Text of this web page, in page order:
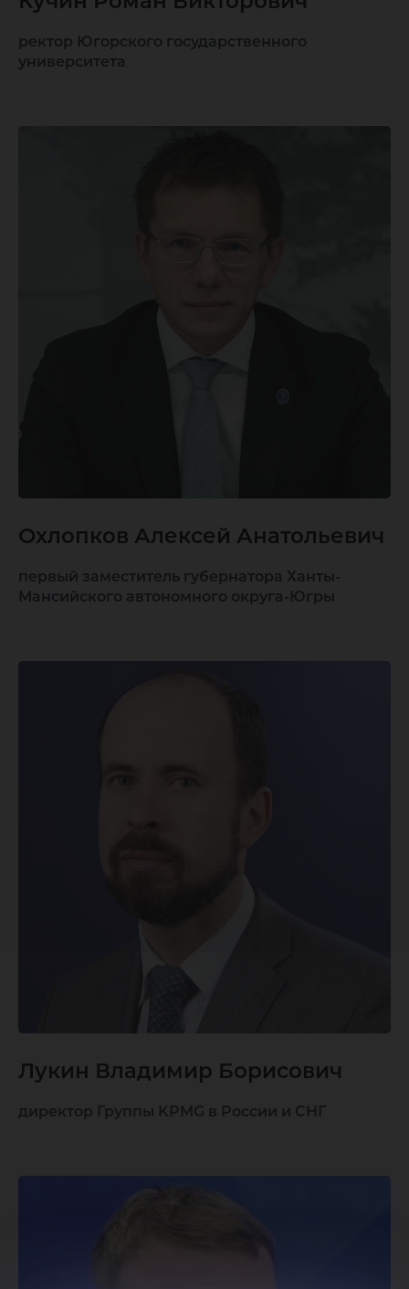
ректор Югорского государственного
университета
Охлопков Алексей Анатольевич
первый заместитель губернатора Ханты-
Мансийского автономного округа-Югры
Лукин Владимир Борисович
директор Группы KPMG в России и СНГ